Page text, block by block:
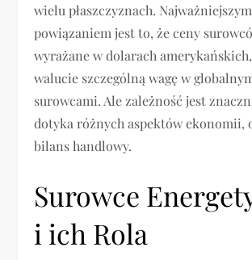
wielu płaszczyznach. Najważniejszym
powiązaniem jest to, że ceny
wyrażane w dolarach
walucie szczególną wagę w
surowcami. Ale zależność jest
dotyka różnych aspektów ekonomii,
bilans handlowy.
Surowce
i ich Rola